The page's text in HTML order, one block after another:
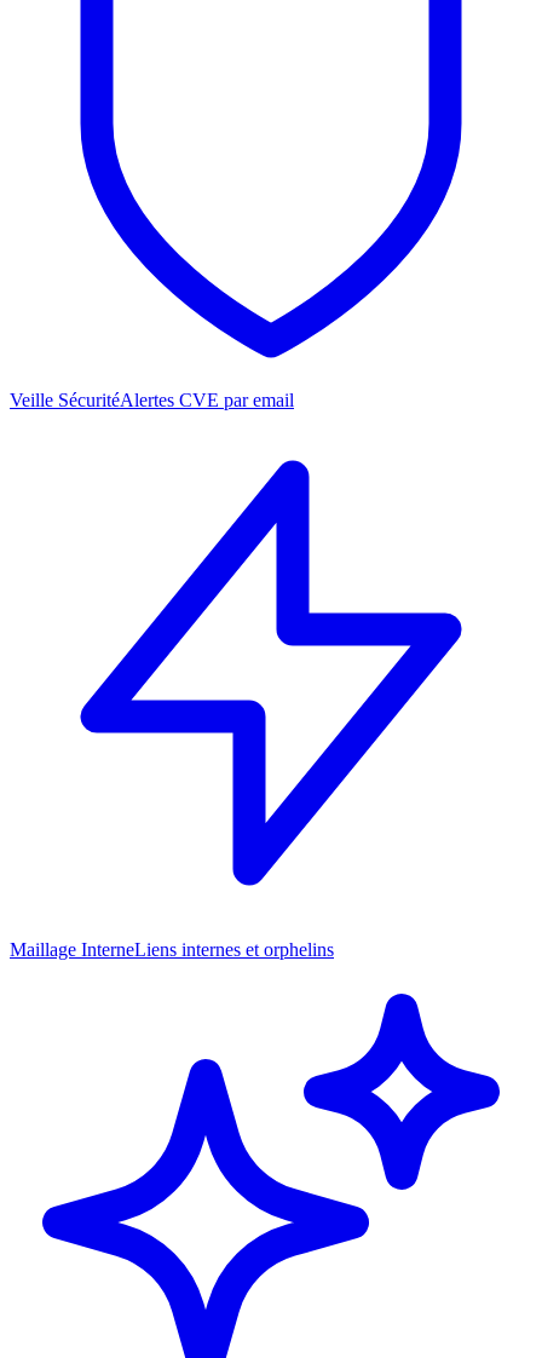
Veille SécuritéAlertes CVE par email
Maillage InterneLiens internes et orphelins